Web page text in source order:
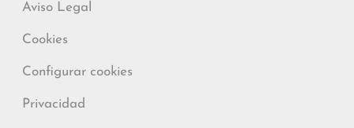
Aviso Legal
Cookies
Configurar cookies
Privacidad